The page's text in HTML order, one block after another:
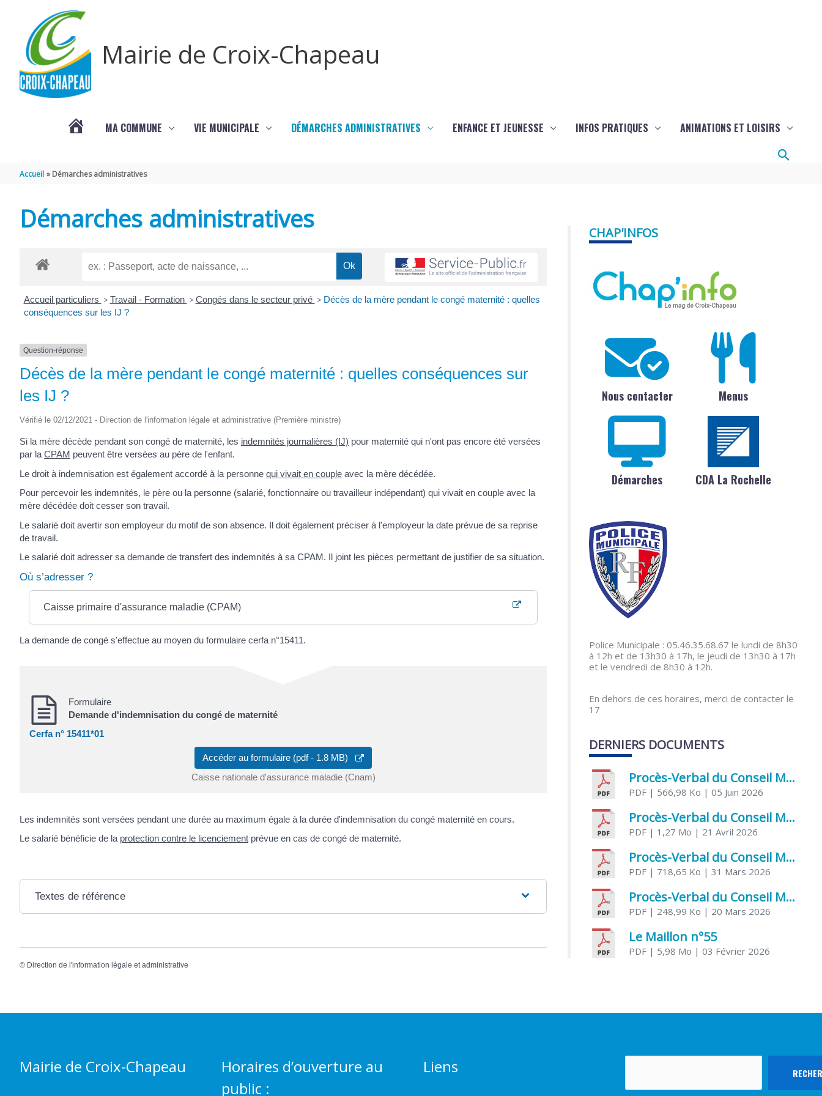
Mairie de Croix-Chapeau
MA COMMUNE VIE MUNICIPALE DÉMARCHES ADMINISTRATIVES ENFANCE ET JEUNESSE INFOS PRATIQUES ANIMATIONS ET LOISIRS
Accueil Démarches administratives
Démarches administratives
Accueil particuliers > Travail - Formation > Congés dans le secteur privé > Décès de la mère pendant le congé maternité : quelles
conséquences sur les IJ ?
Question-réponse
Décès de la mère pendant le congé maternité : quelles conséquences sur
les IJ ?
Vérifié le 02/12/2021 - Direction de l'information légale et administrative (Première ministre)
Si la mère décède pendant son congé de maternité, les indemnités journalières (IJ) pour maternité qui n'ont pas encore été versées
par la CPAM peuvent être versées au père de l'enfant.
Le droit à indemnisation est également accordé à la personne qui vivait en couple avec la mère décédée.
Pour percevoir les indemnités, le père ou la personne (salarié, fonctionnaire ou travailleur indépendant) qui vivait en couple avec la
mère décédée doit cesser son travail.
Le salarié doit avertir son employeur du motif de son absence. Il doit également préciser à l'employeur la date prévue de sa reprise
de travail.
Le salarié doit adresser sa demande de transfert des indemnités à sa CPAM. Il joint les pièces permettant de justifier de sa situation.
Où s’adresser ?
Caisse primaire d'assurance maladie (CPAM)
La demande de congé s'effectue au moyen du formulaire cerfa n°15411.
Formulaire
Demande d'indemnisation du congé de maternité
Cerfa n° 15411*01
Accéder au formulaire (pdf - 1.8 MB)
Caisse nationale d'assurance maladie (Cnam)
Les indemnités sont versées pendant une durée au maximum égale à la durée d'indemnisation du congé maternité en cours.
Le salarié bénéficie de la protection contre le licenciement prévue en cas de congé de maternité.
Textes de référence
© Direction de l'information légale et administrative
CHAP'INFOS
Nous contacter Menus
Démarches CDA La Rochelle
Police Municipale : 05.46.35.68.67 le lundi de 8h30
à 12h et de 13h30 à 17h, le jeudi de 13h30 à 17h
et le vendredi de 8h30 à 12h.
En dehors de ces horaires, merci de contacter le
17
DERNIERS DOCUMENTS
Procès-Verbal du Conseil Municipal du 5 juin 2026
PDF | 566,98 Ko | 05 Juin 2026
Procès-Verbal du Conseil Municipal du 21 avril 2026
PDF | 1,27 Mo | 21 Avril 2026
Procès-Verbal du Conseil Municipal du 31 mars 2026
PDF | 718,65 Ko | 31 Mars 2026
Procès-Verbal du Conseil Municipal du 20 mars 2026
PDF | 248,99 Ko | 20 Mars 2026
Le Maillon n°55
PDF | 5,98 Mo | 03 Février 2026
Mairie de Croix-Chapeau
Horaires d’ouverture au
public :
Liens